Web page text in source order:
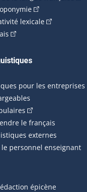
(Cet hyperlien
lexicale(Cet
(Cet hyperlien externe
pour les entreprises
(Cet hyperlien
le français
externes
le personnel enseignant
épicène